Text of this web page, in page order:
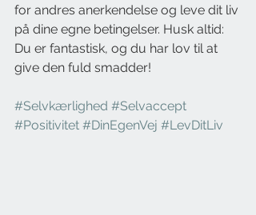
for andres anerkendelse og leve dit liv
på dine egne betingelser. Husk altid:
Du er fantastisk, og du har lov til at
give den fuld smadder!
#Selvkærlighed #Selvaccept
#Positivitet #DinEgenVej #LevDitLiv